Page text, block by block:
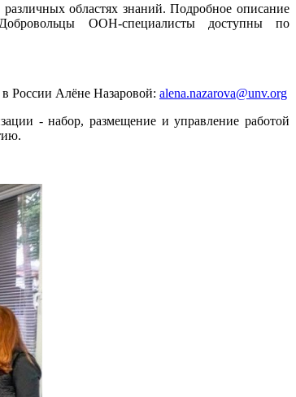
областях знаний. Подробное описание
ООН-специалисты доступны по
России Алёне Назаровой: alena.nazarova@unv.org
- набор, размещение и управление работой